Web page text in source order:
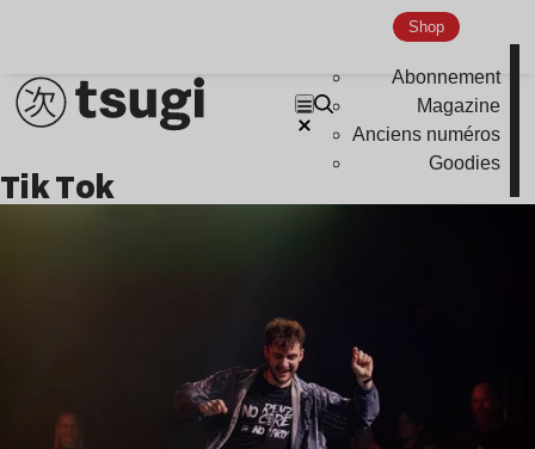
Shop
Abonnement
Magazine
Anciens numéros
Goodies
Tik Tok